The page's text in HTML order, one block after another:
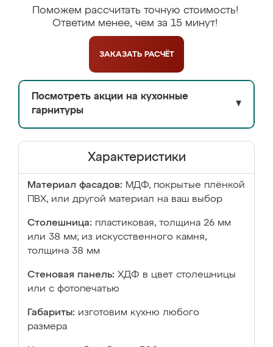
Поможем рассчитать точную стоимость!
Ответим менее, чем за 15 минут!
ЗАКАЗАТЬ РАСЧЁТ
Посмотреть акции на кухонные
гарнитуры
▼
Характеристики
Материал фасадов: МДФ, покрытые плёнкой
ПВХ, или другой материал на ваш выбор
Столешница: пластиковая, толщина 26 мм
или 38 мм; из искусственного камня,
толщина 38 мм
Стеновая панель: ХДФ в цвет столешницы
или с фотопечатью
Габариты: изготовим кухню любого
размера